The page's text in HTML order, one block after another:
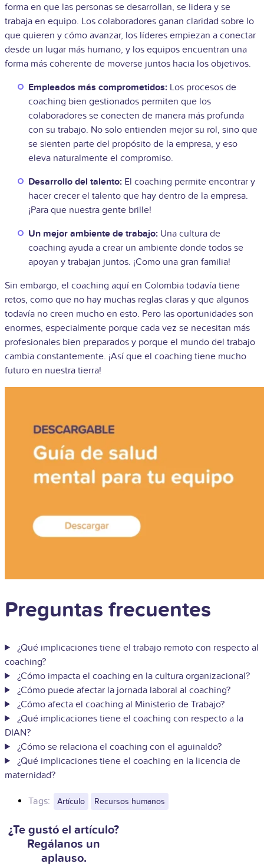
forma en que las personas se desarrollan, se lidera y se
trabaja en equipo. Los colaboradores ganan claridad sobre lo
que quieren y cómo avanzar, los líderes empiezan a conectar
desde un lugar más humano, y los equipos encuentran una
forma más coherente de moverse juntos hacia los objetivos.
Empleados más comprometidos: Los procesos de
coaching bien gestionados permiten que los
colaboradores se conecten de manera más profunda
con su trabajo. No solo entienden mejor su rol, sino que
se sienten parte del propósito de la empresa, y eso
eleva naturalmente el compromiso.
Desarrollo del talento: El coaching permite encontrar y
hacer crecer el talento que hay dentro de la empresa.
¡Para que nuestra gente brille!
Un mejor ambiente de trabajo: Una cultura de
coaching ayuda a crear un ambiente donde todos se
apoyan y trabajan juntos. ¡Como una gran familia!
Sin embargo, el coaching aquí en Colombia todavía tiene
retos, como que no hay muchas reglas claras y que algunos
todavía no creen mucho en esto. Pero las oportunidades son
enormes, especialmente porque cada vez se necesitan más
profesionales bien preparados y porque el mundo del trabajo
cambia constantemente. ¡Así que el coaching tiene mucho
futuro en nuestra tierra!
Preguntas frecuentes
¿Qué implicaciones tiene el trabajo remoto con respecto al
coaching?
¿Cómo impacta el coaching en la cultura organizacional?
¿Cómo puede afectar la jornada laboral al coaching?
¿Cómo afecta el coaching al Ministerio de Trabajo?
¿Qué implicaciones tiene el coaching con respecto a la
DIAN?
¿Cómo se relaciona el coaching con el aguinaldo?
¿Qué implicaciones tiene el coaching en la licencia de
maternidad?
Tags: Artículo Recursos humanos
¿Te gustó el artículo?
Regálanos un
aplauso.